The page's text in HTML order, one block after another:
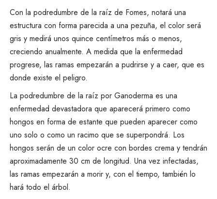
Con la podredumbre de la raíz de Fomes, notará una
estructura con forma parecida a una pezuña, el color será
gris y medirá unos quince centímetros más o menos,
creciendo anualmente. A medida que la enfermedad
progrese, las ramas empezarán a pudrirse y a caer, que es
donde existe el peligro.
La podredumbre de la raíz por Ganoderma es una
enfermedad devastadora que aparecerá primero como
hongos en forma de estante que pueden aparecer como
uno solo o como un racimo que se superpondrá. Los
hongos serán de un color ocre con bordes crema y tendrán
aproximadamente 30 cm de longitud. Una vez infectadas,
las ramas empezarán a morir y, con el tiempo, también lo
hará todo el árbol.